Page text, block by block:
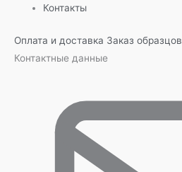
Контакты
Оплата и доставка Заказ образцов
Контактные данные